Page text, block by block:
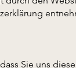
Sie uns